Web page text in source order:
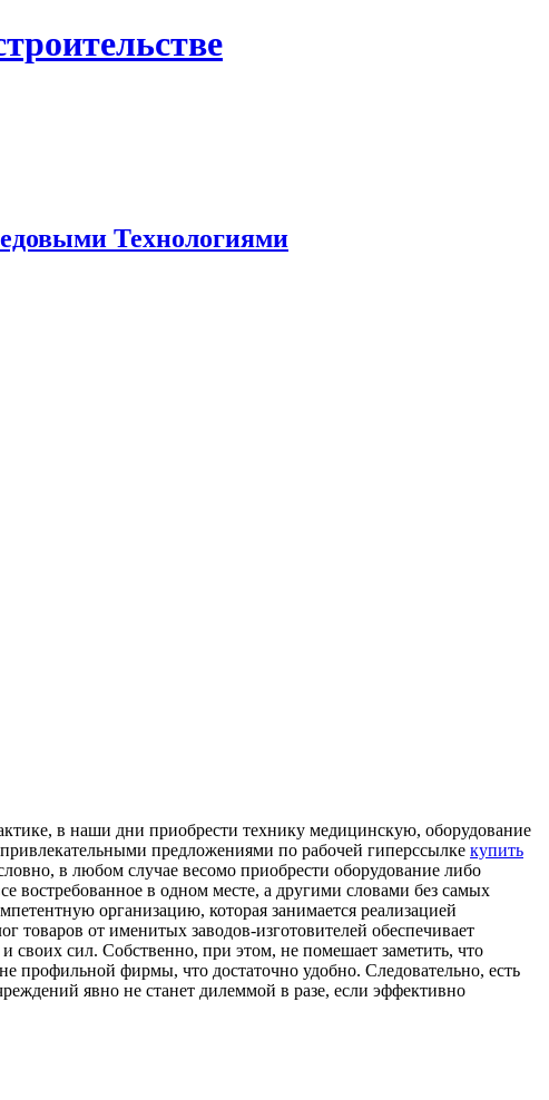
Технологиями
в наши дни приобрести технику медицинскую, оборудование
предложениями по рабочей гиперссылке купить
в любом случае весомо приобрести оборудование либо
востребованное в одном месте, а другими словами без самых
организацию, которая занимается реализацией
от именитых заводов-изготовителей обеспечивает
своих сил. Собственно, при этом, не помешает заметить, что
профильной фирмы, что достаточно удобно. Следовательно, есть
явно не станет дилеммой в разе, если эффективно